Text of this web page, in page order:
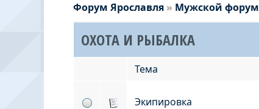
Форум Ярославля » Мужской форум
ОХОТА И РЫБАЛКА
Тема
Экипировка